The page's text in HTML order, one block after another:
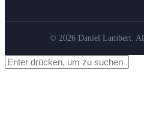
© 2026 Daniel Lambert.